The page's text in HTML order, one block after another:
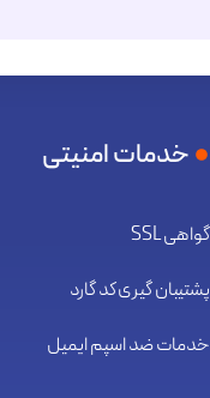
خدمات امنیتی
گواهی SSL
پشتیبان گیری کد گارد
خدمات ضد اسپم ایمیل